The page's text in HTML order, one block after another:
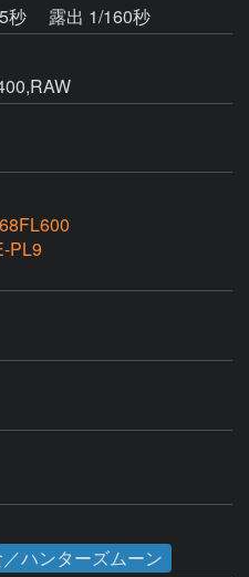
秒
露出 1/160秒
PL9
ハンターズムーン